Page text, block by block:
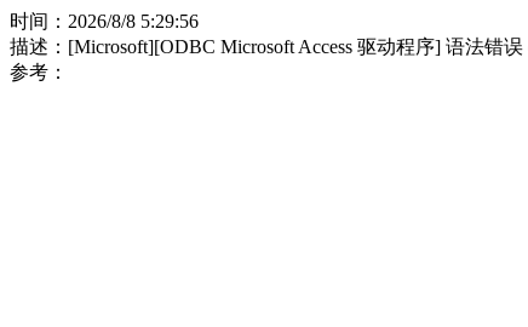
时间：2026/8/8 5:29:56
描述：[Microsoft][ODBC Microsoft Access 驱动程序] 语法错
参考：